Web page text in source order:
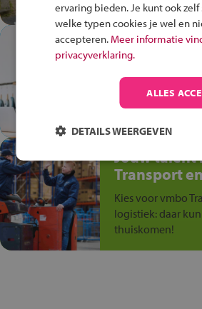
en win een
In de winkel
plek!
Ontdek via het
op de
Jouw talent
Transport
Kies voor vmbo
logistiek: daar
thuiskomen!
ervaring bieden. Je kunt ook
welke typen cookies je wel en
accepteren. Meer informatie
privacyverklaring.
ALLES
DETAILS WEERGEVEN